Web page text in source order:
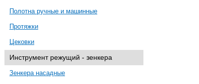
Полотна ручные и машинные
Протяжки
Цековки
Инструмент режущий - зенкера
Зенкера насадные